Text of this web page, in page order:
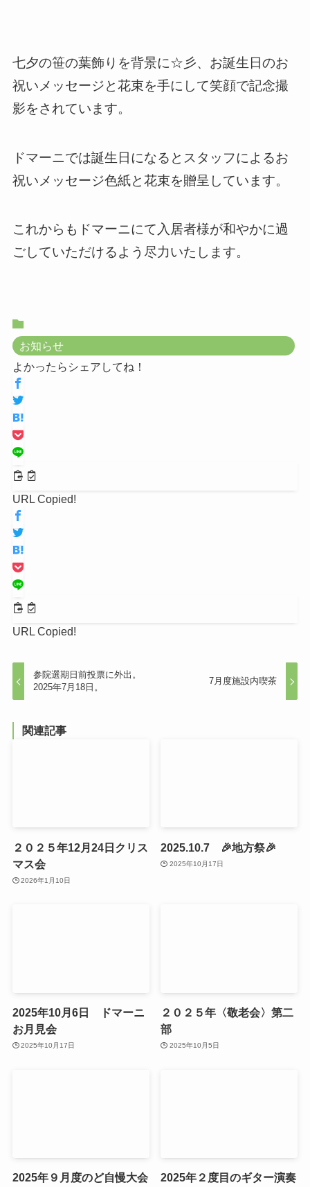
七夕の笹の葉飾りを背景に☆彡、お誕生日のお
祝いメッセージと花束を手にして笑顔で記念撮
影をされています。
ドマーニでは誕生日になるとスタッフによるお
祝いメッセージ色紙と花束を贈呈しています。
これからもドマーニにて入居者様が和やかに過
ごしていただけるよう尽力いたします。
お知らせ
よかったらシェアしてね！
URL Copied!
URL Copied!
参院選期日前投票に外出。
2025年7月18日。
7月度施設内喫茶
関連記事
２０２５年12月24日クリス
マス会
2026年1月10日
2025.10.7 🎉地方祭🎉
2025年10月17日
2025年10月6日 ドマーニ
お月見会
2025年10月17日
２０２５年〈敬老会〉第二
部
2025年10月5日
2025年９月度のど自慢大会
2025年２度目のギター演奏